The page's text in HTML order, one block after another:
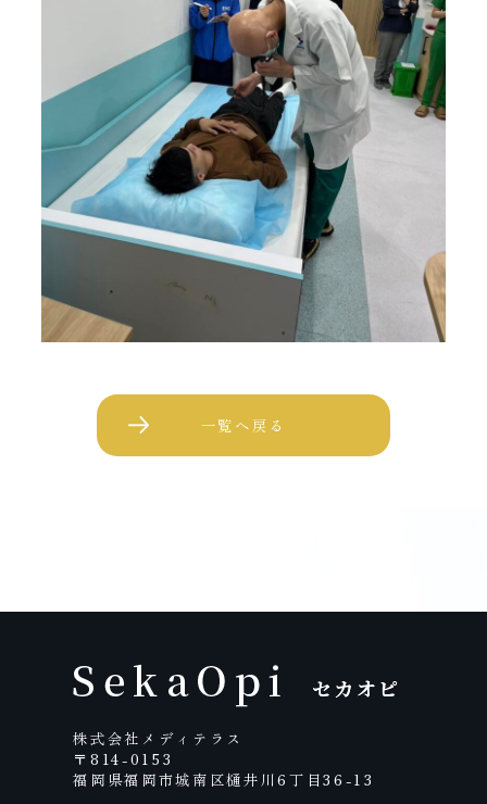
一覧へ戻る
株式会社メディテラス
〒814-0153
福岡県福岡市城南区樋井川6丁目36-13